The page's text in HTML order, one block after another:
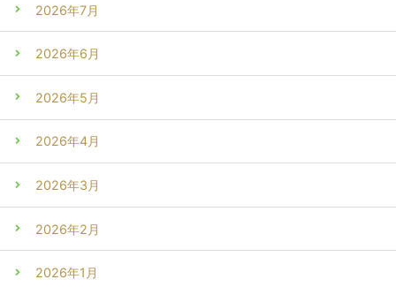
2026年7月
2026年6月
2026年5月
2026年4月
2026年3月
2026年2月
2026年1月